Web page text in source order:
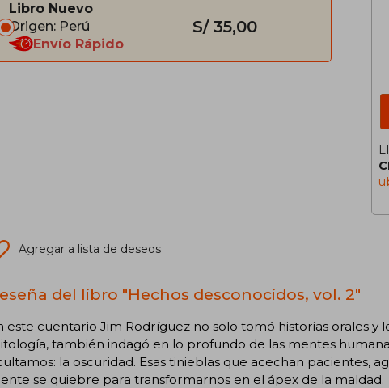
Libro Nuevo
Origen: Perú
Envío Rápido
S/ 35,00
Agregar a lista de deseos
del libro "Hechos desconocidos, vol. 2"
este cuentario Jim Rodríguez no solo tomó historias orales y
también indagó en lo profundo de las mentes
la oscuridad. Esas tinieblas que acechan pacientes,
se quiebre para transformarnos en el ápex de la maldad.